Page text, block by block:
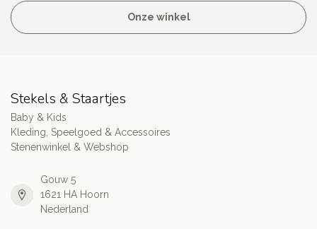
Onze winkel
Stekels & Staartjes
Baby & Kids
Kleding, Speelgoed & Accessoires
Stenenwinkel & Webshop
Gouw 5
1621 HA Hoorn
Nederland